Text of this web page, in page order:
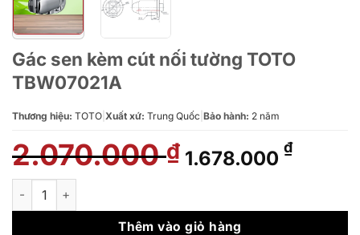
Gác sen kèm cút nối tường TOTO
TBW07021A
Thương hiệu: TOTO Xuất xứ: Trung Quốc Bảo hành: 2 năm
2.070.000₫ Giá
gốc
2.070.000 ₫.
1.678.000 ₫Giá
là:
Gác sen kèm cút nối tường TOTO TBW07021A số lượng
Thêm vào giỏ hàng